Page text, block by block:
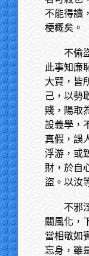
不能得讀
梗概矣。
不偷
此事知廉
大賢，皆
己，以勢
賤，陽取
設義學，
真假，誤
浮游，或
財，於自
盜。以汝
不邪
關風化，
當相敬如
忘身，雖